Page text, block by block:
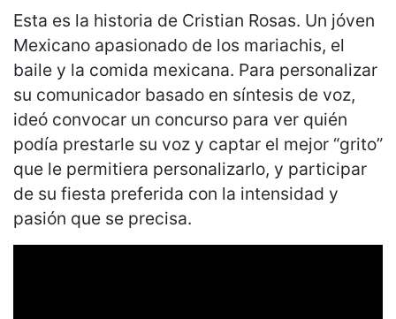
Esta es la historia de Cristian Rosas. Un jóven
Mexicano apasionado de los mariachis, el
baile y la comida mexicana. Para personalizar
su comunicador basado en síntesis de voz,
ideó convocar un concurso para ver quién
podía prestarle su voz y captar el mejor “grito”
que le permitiera personalizarlo, y participar
de su fiesta preferida con la intensidad y
pasión que se precisa.